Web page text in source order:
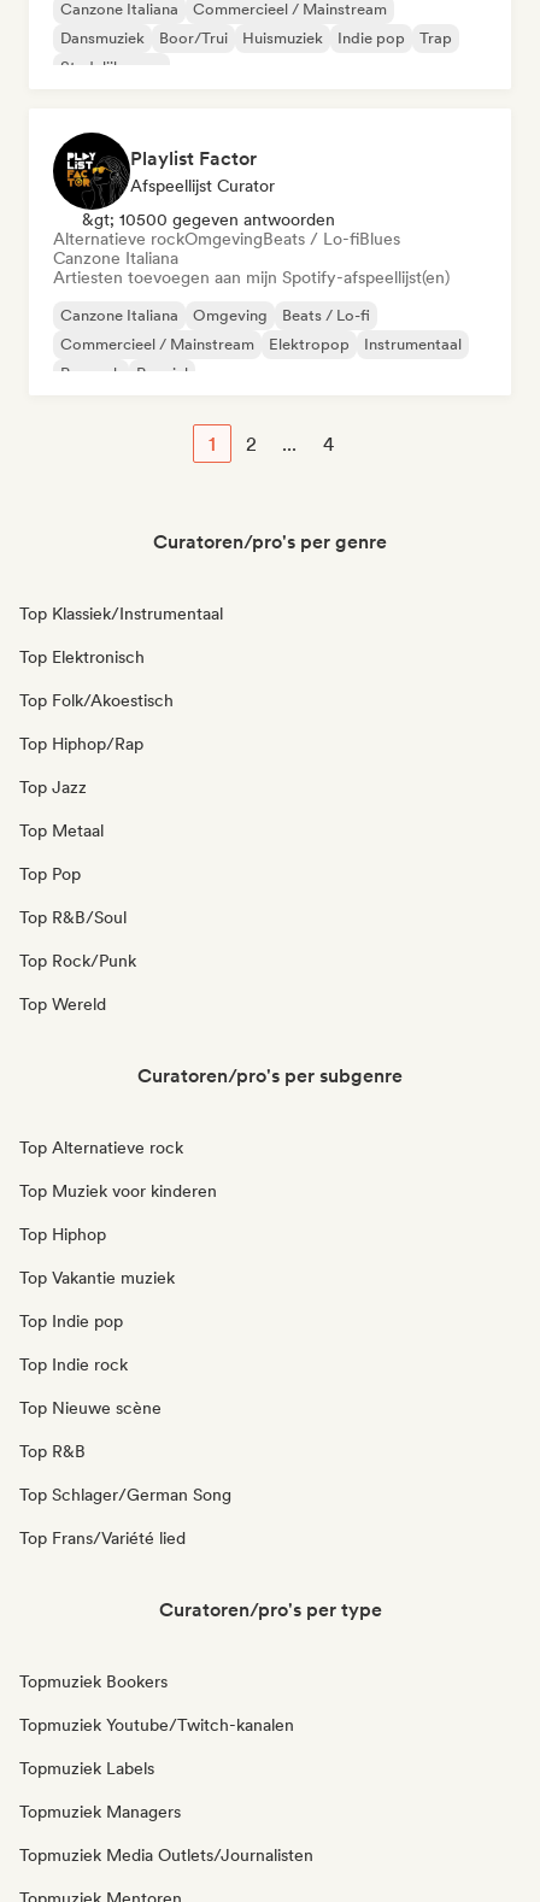
Canzone Italiana
Commercieel / Mainstream
Dansmuziek
Boor/Trui Huismuziek Indie pop
Trap
Stedelijke pop
Playlist Factor
Afspeellijst Curator
&gt; 10500 gegeven antwoorden
Alternatieve rockOmgevingBeats / Lo-fiBlues
Canzone Italiana
Artiesten toevoegen aan mijn Spotify-afspeellijst(en)
Canzone Italiana Omgeving
Beats / Lo-fi
Commercieel / Mainstream
Elektropop
Instrumentaal
Poprock
Popziel
1 2 ... 4
Curatoren/pro's per genre
Top Klassiek/Instrumentaal
Top Elektronisch
Top Folk/Akoestisch
Top Hiphop/Rap
Top Jazz
Top Metaal
Top Pop
Top R&B/Soul
Top Rock/Punk
Top Wereld
Curatoren/pro's per subgenre
Top Alternatieve rock
Top Muziek voor kinderen
Top Hiphop
Top Vakantie muziek
Top Indie pop
Top Indie rock
Top Nieuwe scène
Top R&B
Top Schlager/German Song
Top Frans/Variété lied
Curatoren/pro's per type
Topmuziek Bookers
Topmuziek Youtube/Twitch-kanalen
Topmuziek Labels
Topmuziek Managers
Topmuziek Media Outlets/Journalisten